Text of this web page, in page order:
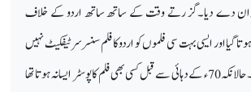
دے دیا۔گز رتے وقت کے ساتھ ساتھ اردو کے خلاف
گیا اور ایسی بہت سی فلموں کو اردو کافلم سنسر سرٹیفکیٹ نہیں
دیا گیا جن زبان اردو تھی۔ حالانکہ 70 ء کے دہائی سے قبل کسی بھی فلم کا پوسٹر ایسا نہ ہوتا تھا